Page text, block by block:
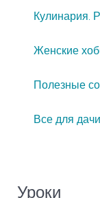
Кулинария.
Женские
Полезные
Все для дачи
Уроки